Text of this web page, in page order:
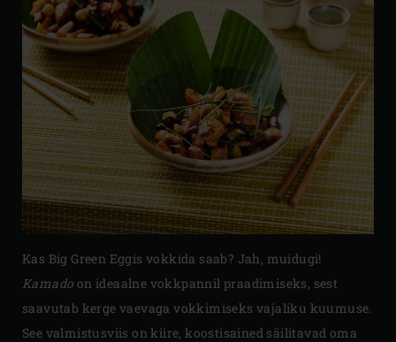
Kas Big Green Eggis vokkida saab? Jah, muidugi!
Kamado on ideaalne vokkpannil praadimiseks, sest
saavutab kerge vaevaga vokkimiseks vajaliku kuumuse.
See valmistusviis on kiire, koostisained säilitavad oma